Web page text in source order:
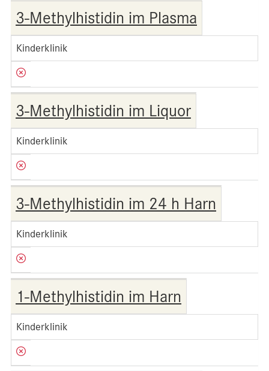
3-Methylhistidin im Plasma
Kinderklinik
3-Methylhistidin im Liquor
Kinderklinik
3-Methylhistidin im 24 h Harn
Kinderklinik
1-Methylhistidin im Harn
Kinderklinik